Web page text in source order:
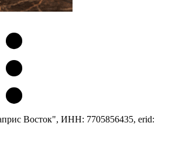
Восток", ИНН: 7705856435, erid: